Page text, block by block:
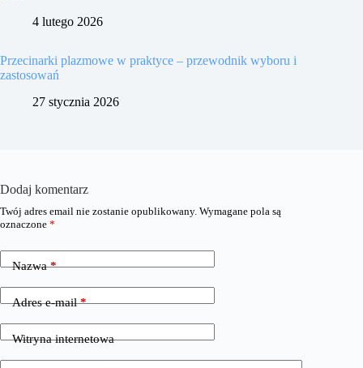
4 lutego 2026
Przecinarki plazmowe w praktyce – przewodnik wyboru i
zastosowań
27 stycznia 2026
Dodaj komentarz
Twój adres email nie zostanie opublikowany. Wymagane pola są
oznaczone *
Nazwa*
Adres e-mail*
Witryna internetowa